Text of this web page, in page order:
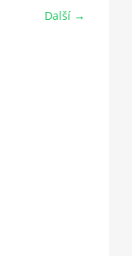
Další →